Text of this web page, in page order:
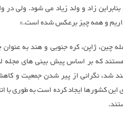
زاد و ولد زیاد می شود. ولی در
و همه چیز برعکس شده است.»
چین، ژاپن، کره جنوبی و هند به
شد، نگرانی از پیر شدن جمعیت و
این کشورها ایجاد کرده است به طوری با